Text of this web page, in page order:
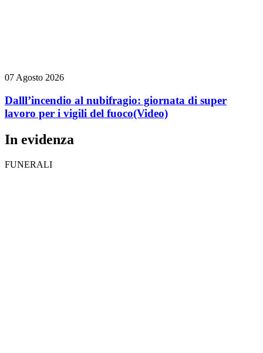
07 Agosto 2026
Dalll’incendio al nubifragio: giornata di super
lavoro per i vigili del fuoco(Video)
In evidenza
FUNERALI